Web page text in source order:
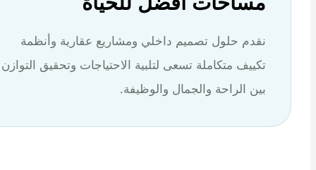
نقدم حلول تصميم داخلي ومشاريع عقارية وأنظمة
تكييف متكاملة تسعى لتلبية الاحتياجات وتحقيق التوازن
بين الراحة والجمال والوظيفة.